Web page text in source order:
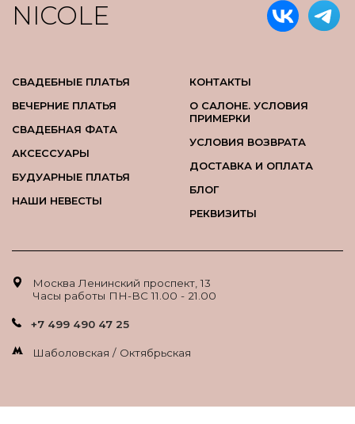
NICOLE
СВАДЕБНЫЕ ПЛАТЬЯ
ВЕЧЕРНИЕ ПЛАТЬЯ
СВАДЕБНАЯ ФАТА
АКСЕССУАРЫ
БУДУАРНЫЕ ПЛАТЬЯ
НАШИ НЕВЕСТЫ
КОНТАКТЫ
О САЛОНЕ. УСЛОВИЯ
ПРИМЕРКИ
УСЛОВИЯ ВОЗВРАТА
ДОСТАВКА И ОПЛАТА
БЛОГ
РЕКВИЗИТЫ
Москва Ленинский проспект, 13
Часы работы ПН-ВС 11.00 - 21.00
+7 499 490 47 25
Шаболовская / Октябрьская